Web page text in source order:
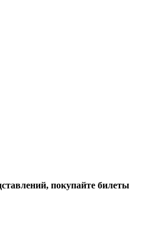
покупайте билеты